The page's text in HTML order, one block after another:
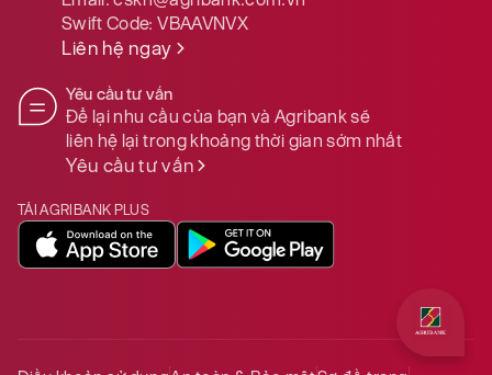
Swift Code:VBAAVNVX
Liên hệ ngay
Yêu cầu tư vấn
Để lại nhu cầu của bạn và Agribank sẽ
liên hệ lại trong khoảng thời gian sớm nhất
Yêu cầu tư vấn
TẢI AGRIBANK PLUS
Quý